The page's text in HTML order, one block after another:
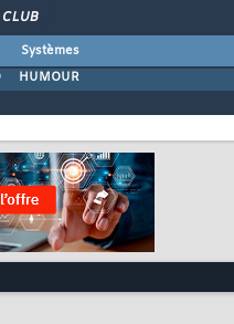
CLUB
Systèmes
HUMOUR